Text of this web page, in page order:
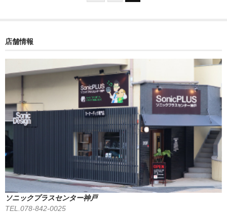
店舗情報
ソニックプラスセンター神戸
TEL.078-842-0025